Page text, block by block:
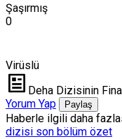
Şaşırmış
0
Virüslü
Deha Dizisinin
Yorum Yap
Paylaş
Haberle ilgili daha
dizisi son bölüm özet